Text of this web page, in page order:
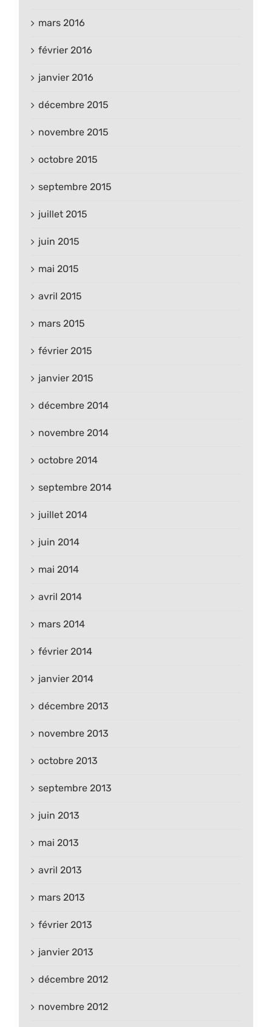
mars 2016
février 2016
janvier 2016
décembre 2015
novembre 2015
octobre 2015
septembre 2015
juillet 2015
juin 2015
mai 2015
avril 2015
mars 2015
février 2015
janvier 2015
décembre 2014
novembre 2014
octobre 2014
septembre 2014
juillet 2014
juin 2014
mai 2014
avril 2014
mars 2014
février 2014
janvier 2014
décembre 2013
novembre 2013
octobre 2013
septembre 2013
juin 2013
mai 2013
avril 2013
mars 2013
février 2013
janvier 2013
décembre 2012
novembre 2012